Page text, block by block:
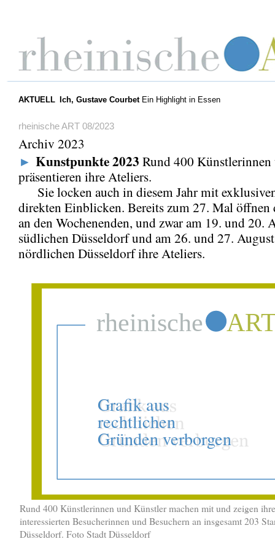
AKTUELL Ich, Gustave CourbetEin Highlight in Essen
rheinische ART 08/2023
Archiv 2023
► Kunstpunkte 2023 Rund 400
präsentieren ihre Ateliers.
Sie locken auch in diesem Jahr mit
direkten Einblicken. Bereits zum 27. Mal öffnen
an den Wochenenden, und zwar am 19. und 20.
südlichen Düsseldorf und am 26. und 27.
nördlichen Düsseldorf ihre Ateliers.
Rund 400 Künstlerinnen und Künstler machen mit und zeigen
interessierten Besucherinnen und Besuchern an insgesamt 203
Düsseldorf. Foto Stadt Düsseldorf